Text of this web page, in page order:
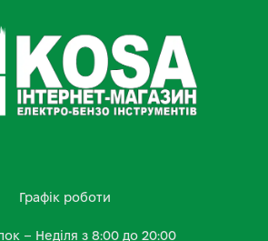
Графік роботи
– Неділя з 8:00 до 20:00